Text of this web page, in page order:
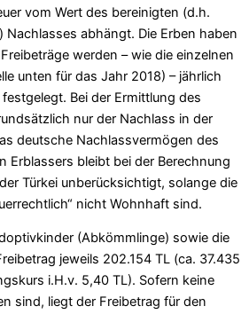
vom Wert des bereinigten (d.h.
Nachlasses abhängt. Die Erben haben
werden – wie die einzelnen
unten für das Jahr 2018) – jährlich
Bei der Ermittlung des
nur der Nachlass in der
deutsche Nachlassvermögen des
Erblassers bleibt bei der Berechnung
Türkei unberücksichtigt, solange die
nicht Wohnhaft sind.
(Abkömmlinge) sowie die
jeweils 202.154 TL (ca. 37.435
i.H.v. 5,40 TL). Sofern keine
sind, liegt der Freibetrag für den